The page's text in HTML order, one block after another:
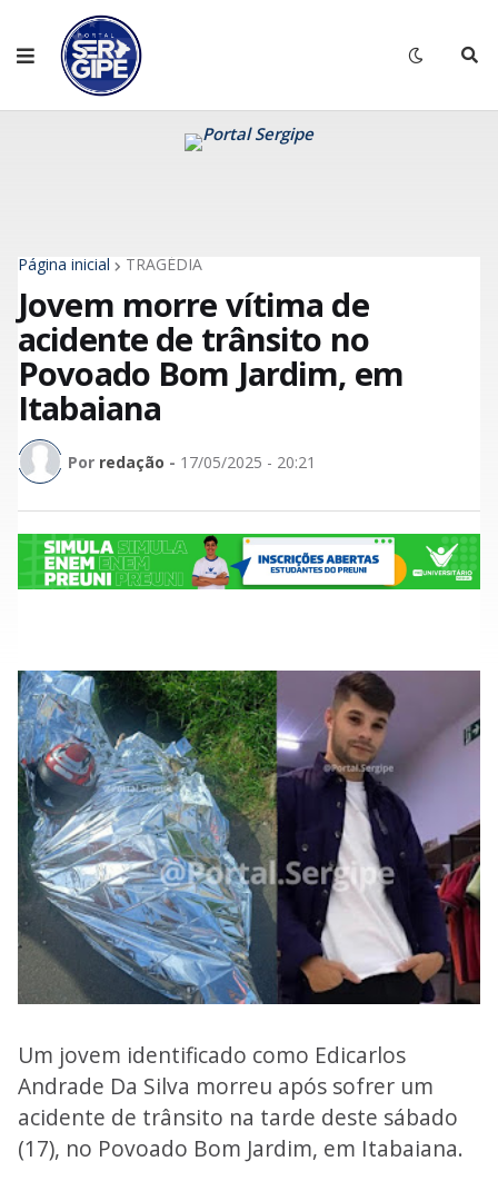
Página inicial TRAGÉDIA
Jovem morre vítima de
acidente de trânsito no
Povoado Bom Jardim, em
Itabaiana
Por redação - 17/05/2025 - 20:21
Um jovem identificado como Edicarlos
Andrade Da Silva morreu após sofrer um
acidente de trânsito na tarde deste sábado
(17), no Povoado Bom Jardim, em Itabaiana.